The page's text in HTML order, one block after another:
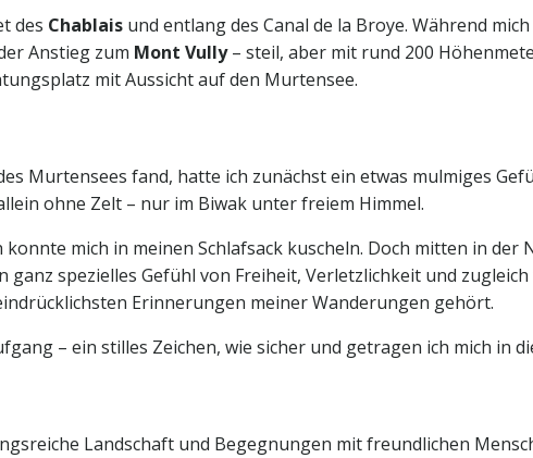
des Chablais und entlang des Canal de la Broye. Während
Anstieg zum Mont Vully– steil, aber mit rund 200
mit Aussicht auf den Murtensee.
Murtensees fand, hatte ich zunächst ein etwas mulmiges
ohne Zelt – nur im Biwak unter freiem Himmel.
mich in meinen Schlafsack kuscheln. Doch mitten in der
ganz spezielles Gefühl von Freiheit, Verletzlichkeit und
Erinnerungen meiner Wanderungen gehört.
– ein stilles Zeichen, wie sicher und getragen ich mich in
Landschaft und Begegnungen mit freundlichen